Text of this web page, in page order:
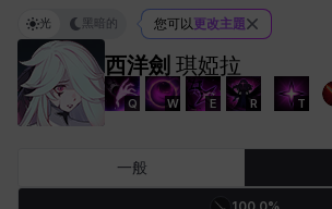
傑琪 克雷弗
西洋劍 琪婭拉
Q W E R T
光 黑暗的 您可以更改主題
一般